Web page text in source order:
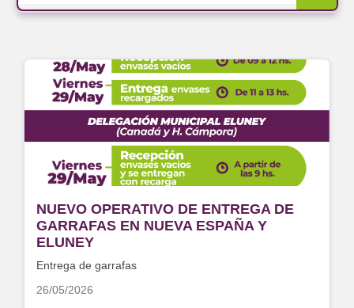
NUEVO OPERATIVO DE ENTREGA DE
GARRAFAS EN NUEVA ESPAÑA Y
ELUNEY
Entrega de garrafas
26/05/2026